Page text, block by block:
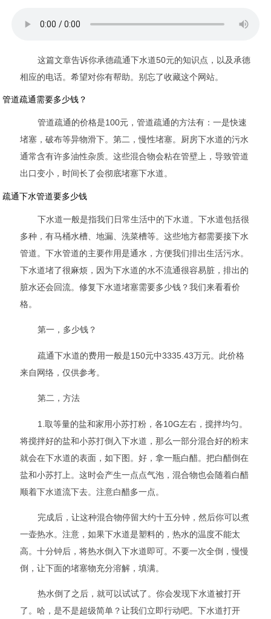
这篇文章告诉你承德疏通下水道50元的知识点，以及承德
相应的电话。希望对你有帮助。别忘了收藏这个网站。
管道疏通需要多少钱？
管道疏通的价格是100元，管道疏通的方法有：一是快速
堵塞，破布等异物滑下。第二，慢性堵塞。厨房下水道的污水
通常含有许多油性杂质。这些混合物会粘在管壁上，导致管道
出口变小，时间长了会彻底堵塞下水道。
疏通下水管道要多少钱
下水道一般是指我们日常生活中的下水道。下水道包括很
多种，有马桶水槽、地漏、洗菜槽等。这些地方都需要接下水
管道。下水管道的主要作用是通水，方便我们排出生活污水。
下水道堵了很麻烦，因为下水道的水不流通很容易脏，排出的
脏水还会回流。修复下水道堵塞需要多少钱？我们来看看价
格。
第一，多少钱？
疏通下水道的费用一般是150元中3335.43万元。此价格
来自网络，仅供参考。
第二，方法
1.取等量的盐和家用小苏打粉，各10G左右，搅拌均匀。
将搅拌好的盐和小苏打倒入下水道，那么一部分混合好的粉末
就会在下水道的表面，如下图。好，拿一瓶白醋。把白醋倒在
盐和小苏打上。这时会产生一点点气泡，混合物也会随着白醋
顺着下水道流下去。注意白醋多一点。
完成后，让这种混合物停留大约十五分钟，然后你可以煮
一壶热水。注意，如果下水道是塑料的，热水的温度不能太
高。十分钟后，将热水倒入下水道即可。不要一次全倒，慢慢
倒，让下面的堵塞物充分溶解，填满。
热水倒了之后，就可以试试了。你会发现下水道被打开
了。哈，是不是超级简单？让我们立即行动吧。下水道打开